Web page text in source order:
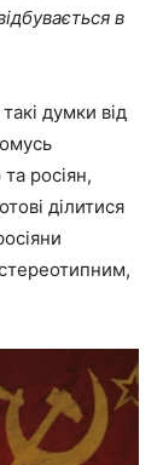
в
думки від
росіян,
ділитися